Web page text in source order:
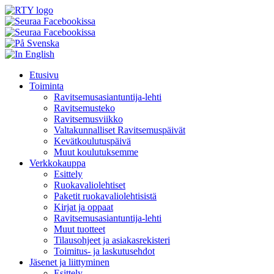
Skip
Etusivu
Toiminta
Ravitsemusasiantuntija-lehti
Ravitsemusteko
Ravitsemusviikko
Valtakunnalliset Ravitsemuspäivät
Kevätkoulutuspäivä
Muut koulutuksemme
Verkkokauppa
Esittely
Ruokavaliolehtiset
Paketit ruokavaliolehtisistä
Kirjat ja oppaat
Ravitsemusasiantuntija-lehti
Muut tuotteet
Tilausohjeet ja asiakasrekisteri
Toimitus- ja laskutusehdot
Jäsenet ja liittyminen